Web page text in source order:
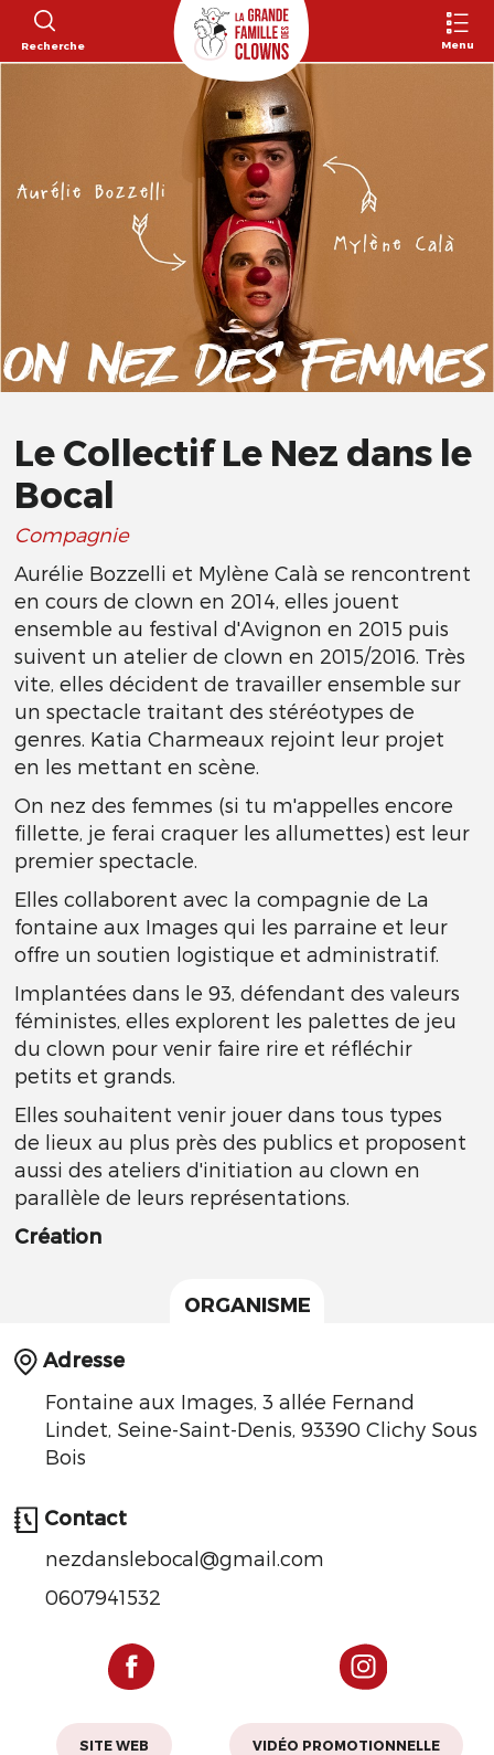
Recherche Menu
Le Collectif Le Nez dans le
Bocal
Compagnie
Aurélie Bozzelli et Mylène Calà se rencontrent
en cours de clown en 2014, elles jouent
ensemble au festival d'Avignon en 2015 puis
suivent un atelier de clown en 2015/2016. Très
vite, elles décident de travailler ensemble sur
un spectacle traitant des stéréotypes de
genres. Katia Charmeaux rejoint leur projet
en les mettant en scène.
On nez des femmes (si tu m'appelles encore
fillette, je ferai craquer les allumettes) est leur
premier spectacle.
Elles collaborent avec la compagnie de La
fontaine aux Images qui les parraine et leur
offre un soutien logistique et administratif.
Implantées dans le 93, défendant des valeurs
féministes, elles explorent les palettes de jeu
du clown pour venir faire rire et réfléchir
petits et grands.
Elles souhaitent venir jouer dans tous types
de lieux au plus près des publics et proposent
aussi des ateliers d'initiation au clown en
parallèle de leurs représentations.
Création
ORGANISME
Adresse
Fontaine aux Images, 3 allée Fernand
Lindet, Seine-Saint-Denis, 93390 Clichy Sous
Bois
Contact
nezdanslebocal@gmail.com
0607941532
SITE WEB VIDÉO PROMOTIONNELLE